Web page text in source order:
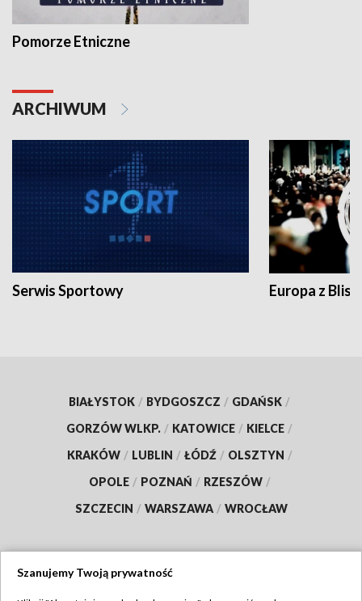
Pomorze Etniczne
ARCHIWUM
Serwis Sportowy Europa z
BIAŁYSTOK / BYDGOSZCZ / GDAŃSK /
GORZÓW WLKP. / KATOWICE / KIELCE /
KRAKÓW / LUBLIN / ŁÓDŹ / OLSZTYN /
OPOLE / POZNAŃ / RZESZÓW /
SZCZECIN / WARSZAWA / WROCŁAW
Szanujemy Twoją prywatność